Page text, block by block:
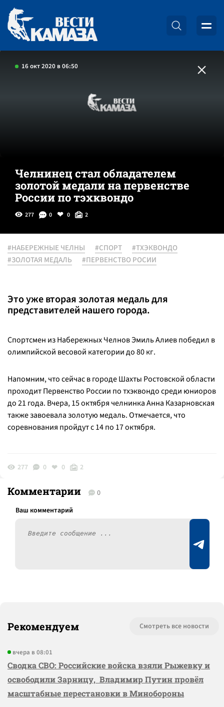
16 окт 2020 в 06:50
Челнинец стал обладателем
золотой медали на первенстве
России по тэхквондо
277 0 0 2
#НАБЕРЕЖНЫЕ ЧЕЛНЫ #СПОРТ
#ТХЭКВОНДО
#ЗОЛОТАЯ МЕДАЛЬ
#ПЕРВЕНСТВО РОСИИ
Это уже вторая золотая медаль для
представителей нашего города.
Спортсмен из Набережных Челнов Эмиль Алиев победил в
олимпийской весовой категории до 80 кг.
Напомним, что сейчас в городе Шахты Ростовской области
проходит Первенство России по тхэквондо среди юниоров
до 21 года. Вчера, 15 октября челнинка Анна Казарновская
также завоевала золотую медаль. Отмечается, что
соревнования пройдут с 14 по 17 октября.
277 0 0 2
Комментарии 0
Рекомендуем Смотреть все новости
вчера в 08:01
Сводка СВО: Российские войска взяли Рыжевку и
освободили Зарницу, Владимир Путин провёл
масштабные перестановки в Минобороны